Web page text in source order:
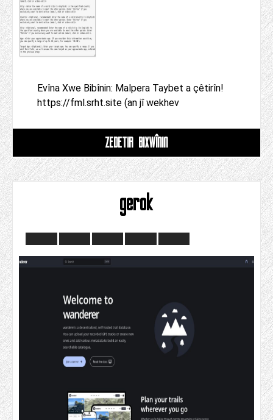
Evîna Xwe Bibînin: Malpera Taybet a çêtirîn!
https://fml.srht.site (an jî wekhev
ZÊDETIR BIXWÎNIN
gerok